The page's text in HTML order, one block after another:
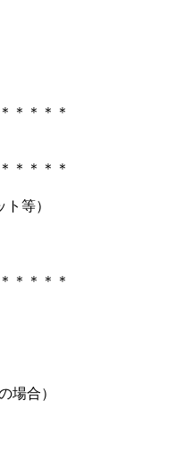
＊＊＊＊
＊＊＊＊
等）
＊＊＊＊
場合）